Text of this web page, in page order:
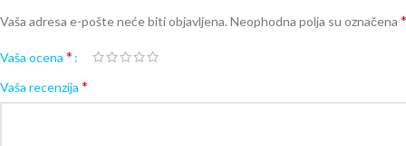
Vaša adresa e-pošte neće biti objavljena. Neophodna polja su označena *
Vaša ocena *
Vaša recenzija *